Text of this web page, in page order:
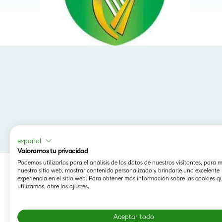
español
Valoramos tu privacidad
Podemos utilizarlas para el análisis de los datos de nuestros visitantes, para
nuestro sitio web, mostrar contenido personalizado y brindarle una excelente
experiencia en el sitio web. Para obtener más información sobre las cookies
utilizamos, abre los ajustes.
Aceptar todo